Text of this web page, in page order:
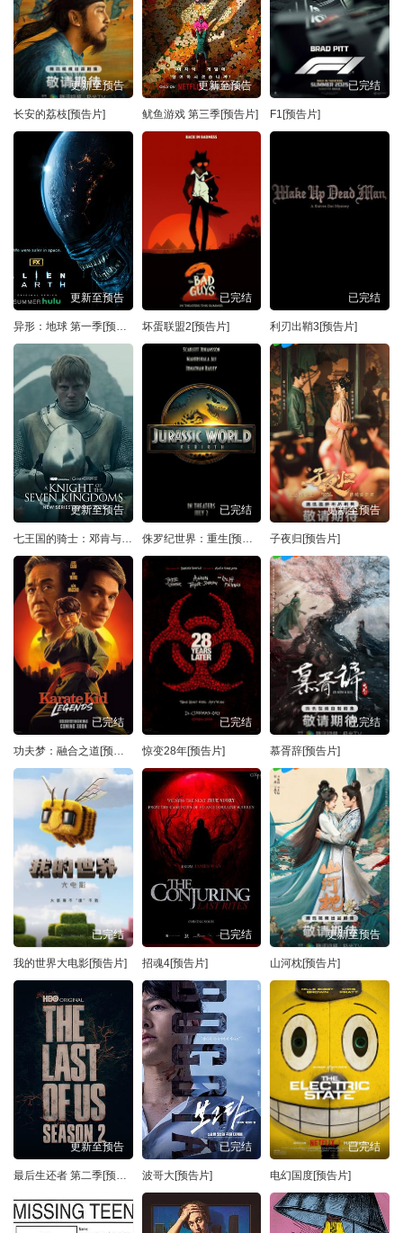
更新至预告
长安的荔枝[预告片]
更新至预告
鱿鱼游戏 第三季[预告片]
已完结
F1[预告片]
更新至预告
异形：地球 第一季[预告片]
已完结
坏蛋联盟2[预告片]
已完结
利刃出鞘3[预告片]
更新至预告
七王国的骑士：邓肯与伊戈 第一季[预告片]
已完结
侏罗纪世界：重生[预告片]
更新至预告
子夜归[预告片]
已完结
功夫梦：融合之道[预告片]
已完结
惊变28年[预告片]
已完结
慕胥辞[预告片]
已完结
我的世界大电影[预告片]
已完结
招魂4[预告片]
更新至预告
山河枕[预告片]
更新至预告
最后生还者 第二季[预告片]
已完结
波哥大[预告片]
已完结
电幻国度[预告片]